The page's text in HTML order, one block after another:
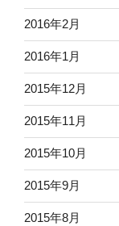
2016年2月
2016年1月
2015年12月
2015年11月
2015年10月
2015年9月
2015年8月